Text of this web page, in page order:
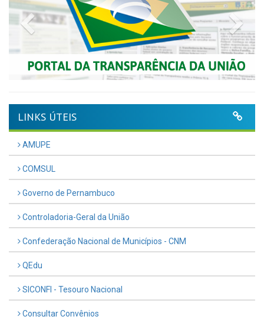
Previous
LINKS ÚTEIS
AMUPE
COMSUL
Governo de Pernambuco
Controladoria-Geral da União
Confederação Nacional de Municípios - CNM
QEdu
SICONFI - Tesouro Nacional
Consultar Convênios